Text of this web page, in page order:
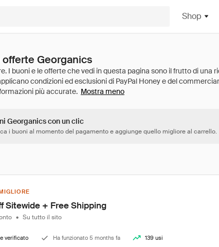
Shop
Georganics
Mostra meno
Georganics con un clic
i buoni al momento del pagamento e aggiunge quello migliore al carrello.
Sitewide + Free Shipping
• Su tutto il sito
verificato Ha funzionato 5 months fa 139 usi